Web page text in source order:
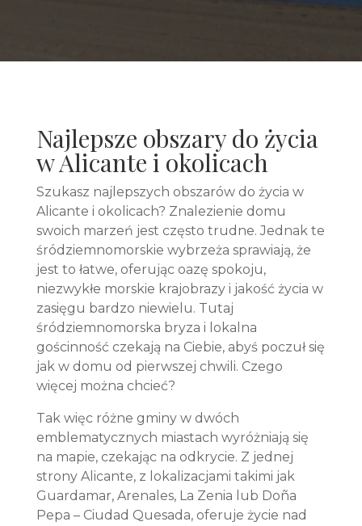
Najlepsze obszary do życia
w Alicante i okolicach
Szukasz najlepszych obszarów do życia w
Alicante i okolicach? Znalezienie domu
swoich marzeń jest często trudne. Jednak te
śródziemnomorskie wybrzeża sprawiają, że
jest to łatwe, oferując oazę spokoju,
niezwykłe morskie krajobrazy i jakość życia w
zasięgu bardzo niewielu. Tutaj
śródziemnomorska bryza i lokalna
gościnność czekają na Ciebie, abyś poczuł się
jak w domu od pierwszej chwili. Czego
więcej można chcieć?
Tak więc różne gminy w dwóch
emblematycznych miastach wyróżniają się
na mapie, czekając na odkrycie. Z jednej
strony Alicante, z lokalizacjami takimi jak
Guardamar, Arenales, La Zenia lub Doña
Pepa – Ciudad Quesada, oferuje życie nad